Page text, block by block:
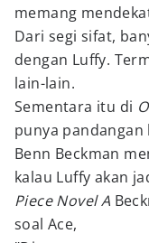
memang
Dari segi sifat,
dengan Luffy.
lain-lain.
Sementara itu di
punya pandangan
Benn Beckman
kalau Luffy akan
Piece Novel A
soal Ace,